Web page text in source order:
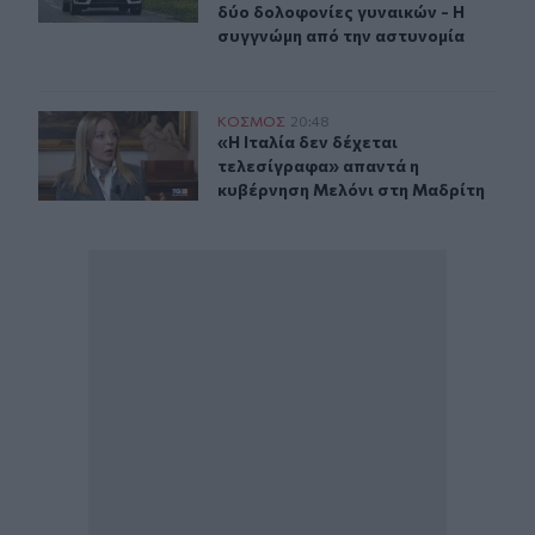
δύο δολοφονίες γυναικών - Η
συγγνώμη από την αστυνομία
«Η Ιταλία δεν δέχεται τελεσίγραφα» απαντά η
ΚΟΣΜΟΣ 20:48
«Η Ιταλία δεν δέχεται
«Η Ιταλία δεν δέχεται
τελεσίγραφα» απαντά η
κυβέρνηση Μελόνι στη Μαδρίτη